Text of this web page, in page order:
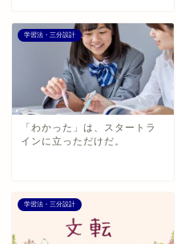
学習法・三分設計
「わかった」は、スタートラ
インに立っただけだ。
学習法・三分設計